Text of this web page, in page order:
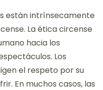
están intrínsecamente
La ética circense
hacia los
Los
el respeto por su
En muchos casos, las